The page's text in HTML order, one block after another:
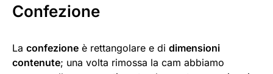
Confezione
La confezione è rettangolare e di dimensioni
contenute; una volta rimossa la cam abbiamo